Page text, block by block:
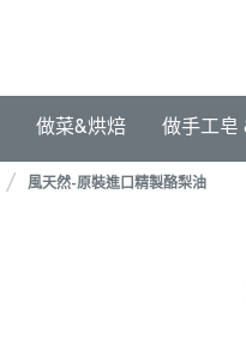
做菜&烘焙 做手工皂
風天然-原裝進口精製酪梨油